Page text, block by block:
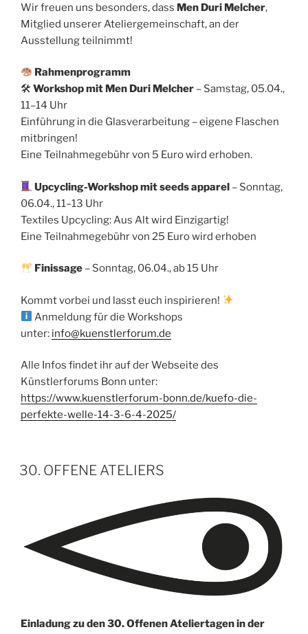
Wir freuen uns besonders, dass Men Duri Melcher,
Mitglied unserer Ateliergemeinschaft, an der
Ausstellung teilnimmt!
Rahmenprogramm
🛠 Workshop mit Men Duri Melcher – Samstag, 05.04.,
11–14 Uhr
Einführung in die Glasverarbeitung – eigene Flaschen
mitbringen!
Eine Teilnahmegebühr von 5 Euro wird erhoben.
Upcycling-Workshop mit seeds apparel – Sonntag,
06.04., 11–13 Uhr
Textiles Upcycling: Aus Alt wird Einzigartig!
Eine Teilnahmegebühr von 25 Euro wird erhoben
Finissage – Sonntag, 06.04., ab 15 Uhr
Kommt vorbei und lasst euch inspirieren!
Anmeldung für die Workshops
unter: info@kuenstlerforum.de
Alle Infos findet ihr auf der Webseite des
Künstlerforums Bonn unter:
https://www.kuenstlerforum-bonn.de/kuefo-die-
perfekte-welle-14-3-6-4-2025/
VERÖFFENTLICHT
AM
30. OFFENE ATELIERS
Einladung zu den 30. Offenen Ateliertagen in der